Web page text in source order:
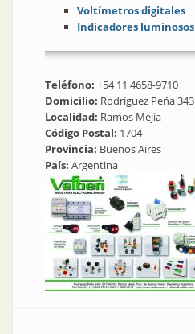
Voltímetros digitales
Indicadores luminosos
Teléfono: +54 11 4658-9710
Domicilio: Rodríguez Peña 343
Localidad: Ramos Mejía
Código Postal: 1704
Provincia: Buenos Aires
País: Argentina